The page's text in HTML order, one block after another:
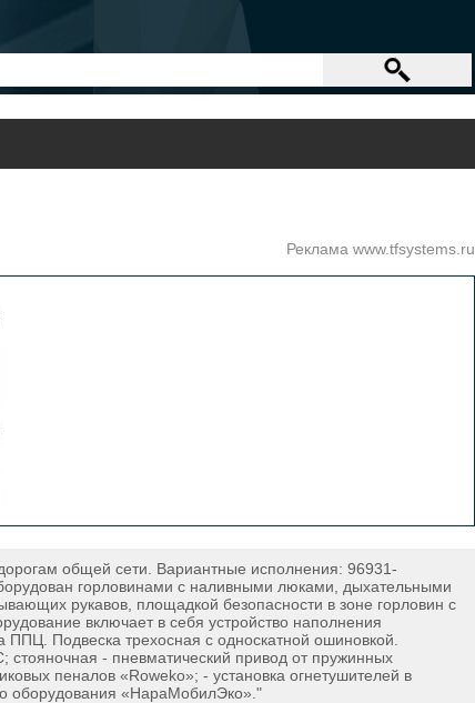
Реклама www.tfsystems.ru
общей сети. Вариантные исполнения: 96931-
горловинами с наливными люками, дыхательными
рукавов, площадкой безопасности в зоне горловин с
включает в себя устройство наполнения
Подвеска трехосная с односкатной ошиновкой.
- пневматический привод от пружинных
пеналов «Roweko»; - установка огнетушителей в
оборудования «НараМобилЭко»."